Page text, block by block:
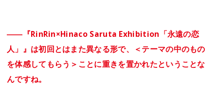
――『RinRin×Hinaco Saruta Exhibition「永遠の恋
人」』は初回とはまた異なる形で、＜テーマの中のもの
を体感してもらう＞ことに重きを置かれたということな
んですね。